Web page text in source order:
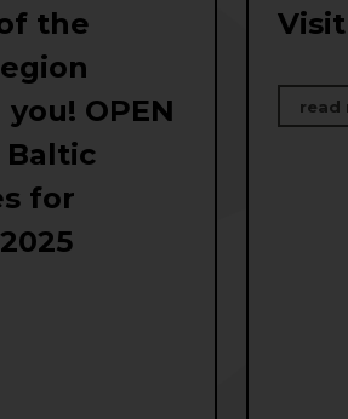
the
OPEN
Baltic
for
future of the Baltic Sea Region
read